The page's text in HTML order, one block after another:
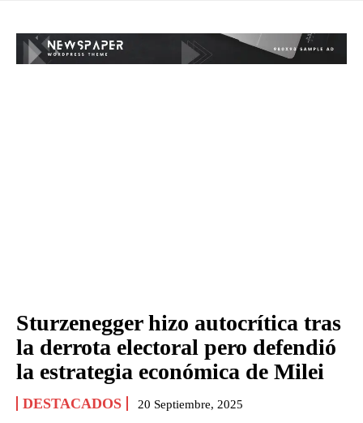
Sturzenegger hizo autocrítica tras
la derrota electoral pero defendió
la estrategia económica de Milei
DESTACADOS 20 Septiembre, 2025